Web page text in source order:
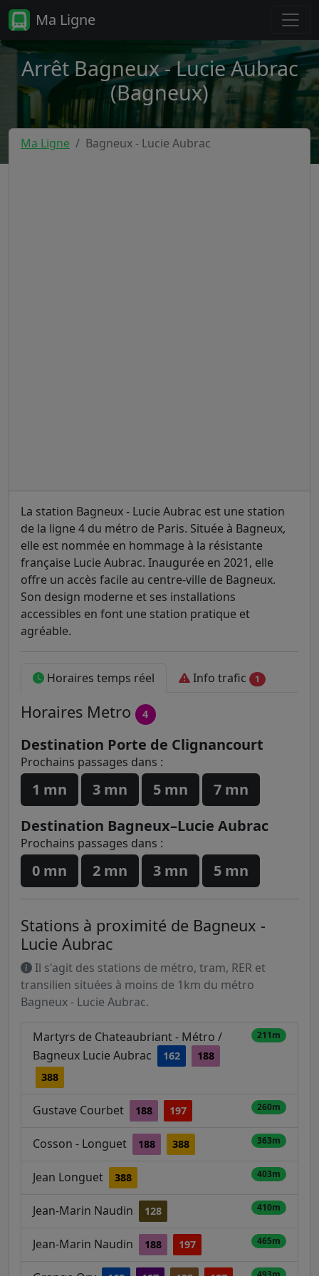
Ma Ligne
Arrêt Bagneux - Lucie Aubrac
(Bagneux)
Ma Ligne Bagneux - Lucie Aubrac
La station Bagneux - Lucie Aubrac est une station
de la ligne 4 du métro de Paris. Située à Bagneux,
elle est nommée en hommage à la résistante
française Lucie Aubrac. Inaugurée en 2021, elle
offre un accès facile au centre-ville de Bagneux.
Son design moderne et ses installations
accessibles en font une station pratique et
agréable.
Horaires temps réel Info trafic 1
Horaires Metro 4
Destination Porte de Clignancourt
Prochains passages dans :
1 mn 3 mn 5 mn
7 mn
Destination Bagneux–Lucie Aubrac
Prochains passages dans :
0 mn 2 mn 3 mn 5 mn
Stations à proximité de Bagneux -
Lucie Aubrac
Il s'agit des stations de métro, tram, RER et
transilien situées à moins de 1km du métro
Bagneux - Lucie Aubrac.
Martyrs de Chateaubriant - Métro /
Bagneux Lucie Aubrac
162
188
388
211m
Gustave Courbet 188 197 260m
Cosson - Longuet 188 388 363m
Jean Longuet 388 403m
Jean-Marin Naudin 128 410m
Jean-Marin Naudin 188 197 465m